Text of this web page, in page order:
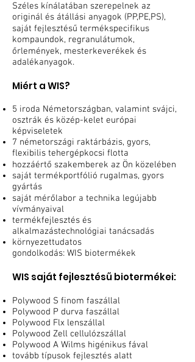
Széles kínálatában szerepelnek az
originál és átállási anyagok (PP,PE,PS),
saját fejlesztésű termékspecifikus
kompaundok, regranulátumok,
őrlemények, mesterkeverékek és
adalékanyagok.
Miért a WIS?
5 iroda Németországban, valamint svájci,
osztrák és közép-kelet európai
képviseletek
7 németországi raktárbázis, gyors,
flexibilis tehergépkocsi flotta
hozzáértő szakemberek az Ön közelében
saját termékportfólió rugalmas, gyors
gyártás
saját mérőlabor a technika legújabb
vívmányaival
termékfejlesztés és
alkalmazástechnológiai tanácsadás
környezettudatos
gondolkodás: WIS biotermékek
WIS saját fejlesztésű biotermékei:
Polywood S finom faszállal
Polywood P durva faszállal
Polywood Flx lenszállal
Polywood Zell cellulózszállal
Polywood A Wilms higénikus fával
tovább típusok fejlesztés alatt